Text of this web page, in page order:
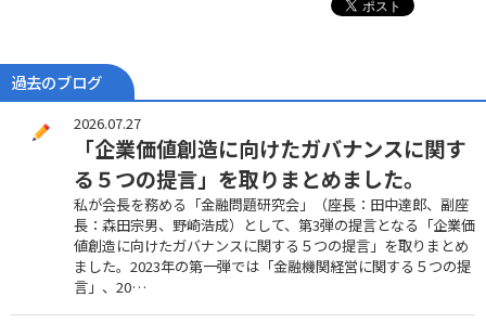
過去のブログ
2026.07.27
「企業価値創造に向けたガバナンスに関す
る５つの提言」を取りまとめました。
私が会長を務める「金融問題研究会」（座長：田中達郎、副座
長：森田宗男、野崎浩成）として、第3弾の提言となる「企業価
値創造に向けたガバナンスに関する５つの提言」を取りまとめ
ました。2023年の第一弾では「金融機関経営に関する５つの提
言」、20…